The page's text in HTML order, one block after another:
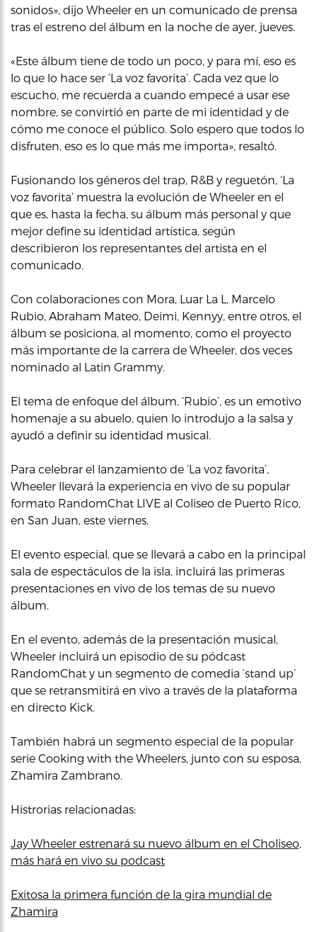
sonidos», dijo Wheeler en un comunicado de prensa
tras el estreno del álbum en la noche de ayer, jueves.
«Este álbum tiene de todo un poco, y para mí, eso es
lo que lo hace ser ‘La voz favorita’. Cada vez que lo
escucho, me recuerda a cuando empecé a usar ese
nombre, se convirtió en parte de mi identidad y de
cómo me conoce el público. Solo espero que todos lo
disfruten, eso es lo que más me importa», resaltó.
Fusionando los géneros del trap, R&B y reguetón, ‘La
voz favorita’ muestra la evolución de Wheeler en el
que es, hasta la fecha, su álbum más personal y que
mejor define su identidad artística, según
describieron los representantes del artista en el
comunicado.
Con colaboraciones con Mora, Luar La L, Marcelo
Rubio, Abraham Mateo, Deimi, Kennyy, entre otros, el
álbum se posiciona, al momento, como el proyecto
más importante de la carrera de Wheeler, dos veces
nominado al Latin Grammy.
El tema de enfoque del álbum, ‘Rubio’, es un emotivo
homenaje a su abuelo, quien lo introdujo a la salsa y
ayudó a definir su identidad musical.
Para celebrar el lanzamiento de ‘La voz favorita’,
Wheeler llevará la experiencia en vivo de su popular
formato RandomChat LIVE al Coliseo de Puerto Rico,
en San Juan, este viernes.
El evento especial, que se llevará a cabo en la principal
sala de espectáculos de la isla, incluirá las primeras
presentaciones en vivo de los temas de su nuevo
álbum.
En el evento, además de la presentación musical,
Wheeler incluirá un episodio de su pódcast
RandomChat y un segmento de comedia ‘stand up’
que se retransmitirá en vivo a través de la plataforma
en directo Kick.
También habrá un segmento especial de la popular
serie Cooking with the Wheelers, junto con su esposa,
Zhamira Zambrano.
Histrorias relacionadas:
Jay Wheeler estrenará su nuevo álbum en el Choliseo,
más hará en vivo su podcast
Exitosa la primera función de la gira mundial de
Zhamira